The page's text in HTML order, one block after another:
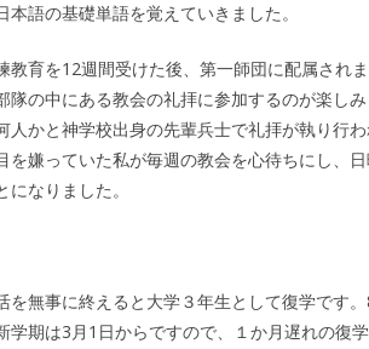
本語の基礎単語を覚えていきました。
教育を12週間受けた後、第一師団に配属され
隊の中にある教会の礼拝に参加するのが楽し
人かと神学校出身の先輩兵士で礼拝が執り行
を嫌っていた私が毎週の教会を心待ちにし、
なりました。
を無事に終えると大学３年生として復学です
学期は3月1日からですので、１か月遅れの復